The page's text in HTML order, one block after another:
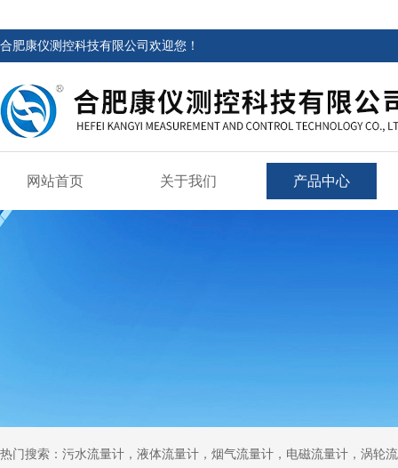
合肥康仪测控科技有限公司欢迎您！
网站首页 关于我们 产品中心